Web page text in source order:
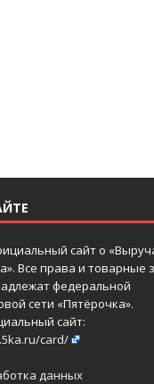
сайт о
Все права и товарные
федеральной
сети «Пятёрочка».
сайт:
card/
данных